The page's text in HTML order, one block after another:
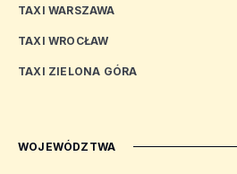
TAXI WARSZAWA
TAXI WROCŁAW
TAXI ZIELONA GÓRA
WOJEWÓDZTWA